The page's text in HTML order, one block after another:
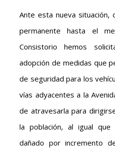
Ante esta nueva situación,
permanente hasta el
Consistorio hemos
adopción de medidas que
de seguridad para los
vías adyacentes a la
de atravesarla para
la población, al igual
dañado por incremento